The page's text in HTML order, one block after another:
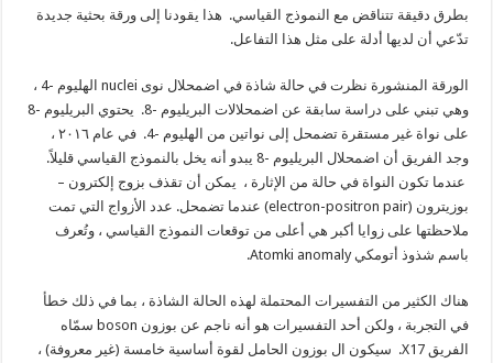
بطرق دقيقة تتناقض مع النموذج القياسي. هذا يقودنا إلى ورقة بحثية جديدة
تدّعي أن لديها أدلة على مثل هذا التفاعل.
الورقة المنشورة نظرت في حالة شاذة في اضمحلال نوى nuclei الهليوم -4 ،
وهي تبني على دراسة سابقة عن اضمحلالات البريليوم -8. يحتوي البريليوم -8
على نواة غير مستقرة تضمحل إلى نواتين من الهليوم -4. في عام ٢٠١٦ ،
وجد الفريق أن اضمحلال البريليوم -8 يبدو أنه يخل بالنموذج القياسي قليلاً.
عندما تكون النواة في حالة من الإثارة ، يمكن أن تقذف بزوج إلكترون –
بوزيترون (electron-positron pair) عندما تضمحل. عدد الأزواج التي تمت
ملاحظتها على زوايا أكبر هي أعلى من توقعات النموذج القياسي ، وتُعرف
باسم شذوذ أتومكي Atomki anomaly.
هناك الكثير من التفسيرات المحتملة لهذه الحالة الشاذة ، بما في ذلك خطأ
في التجربة ، ولكن أحد التفسيرات هو أنه ناجم عن بوزون boson سمّاه
الفريق X17. سيكون ال بوزون الحامل لقوة أساسية خامسة (غير معروفة) ،